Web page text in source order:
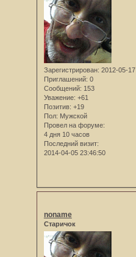
Зарегистрирован: 2012-05-17
Приглашений: 0
Сообщений: 153
Уважение: +61
Позитив: +19
Пол: Мужской
Провел на форуме:
4 дня 10 часов
Последний визит:
2014-04-05 23:46:50
noname
Старичок